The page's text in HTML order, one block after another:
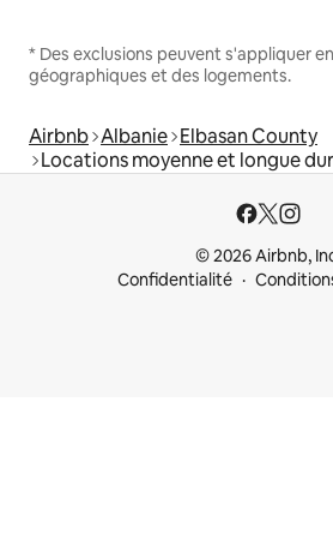
* Des exclusions peuvent s'appliquer
géographiques et des logements.
Airbnb Albanie Elbasan County
Locations moyenne et longue
© 2026 Airbnb,
Confidentialité